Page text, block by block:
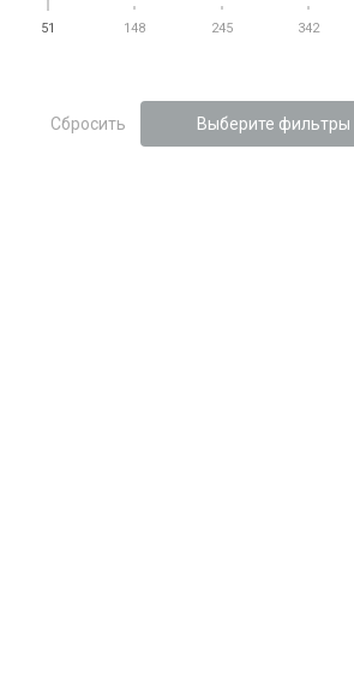
51 148 245 342
Сбросить Выберите фильтры